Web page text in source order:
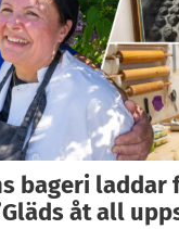
bageri laddar
åt all